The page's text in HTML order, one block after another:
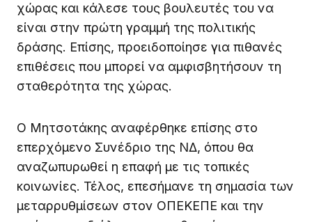
χώρας και κάλεσε τους βουλευτές του να
είναι στην πρώτη γραμμή της πολιτικής
δράσης. Επίσης, προειδοποίησε για πιθανές
επιθέσεις που μπορεί να αμφισβητήσουν τη
σταθερότητα της χώρας.
Ο Μητσοτάκης αναφέρθηκε επίσης στο
επερχόμενο Συνέδριο της ΝΔ, όπου θα
αναζωπυρωθεί η επαφή με τις τοπικές
κοινωνίες. Τέλος, επεσήμανε τη σημασία των
μεταρρυθμίσεων στον ΟΠΕΚΕΠΕ και την